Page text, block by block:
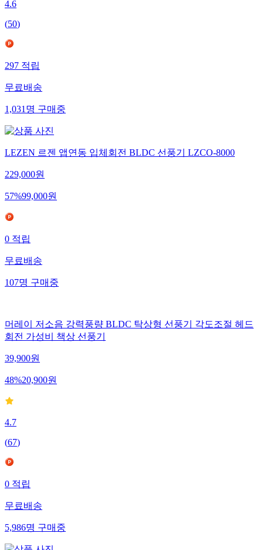
4.6
(50)
297적립
무료배송
1,031명구매중
LEZEN 르젠 앱연동 입체회전 BLDC 선풍기 LZCO-8000
229,000원
57%99,000원
0적립
무료배송
107명구매중
머레이 저소음 강력풍량 BLDC 탁상형 선풍기 각도조절 헤드
회전 가성비 책상 선풍기
39,900원
48%20,900원
4.7
(67)
0적립
무료배송
5,986명구매중